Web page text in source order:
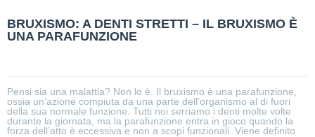
BRUXISMO: A DENTI STRETTI – IL BRUXISMO È
UNA PARAFUNZIONE
Pensi sia una malattia? Non lo è. Il bruxismo è una parafunzione,
ossia un’azione compiuta da una parte dell’organismo al di fuori
della sua normale funzione. Tutti noi serriamo i denti molte volte
durante la giornata, ma la parafunzione entra in gioco quando la
forza dell’atto è eccessiva e non a scopi funzionali. Viene definito